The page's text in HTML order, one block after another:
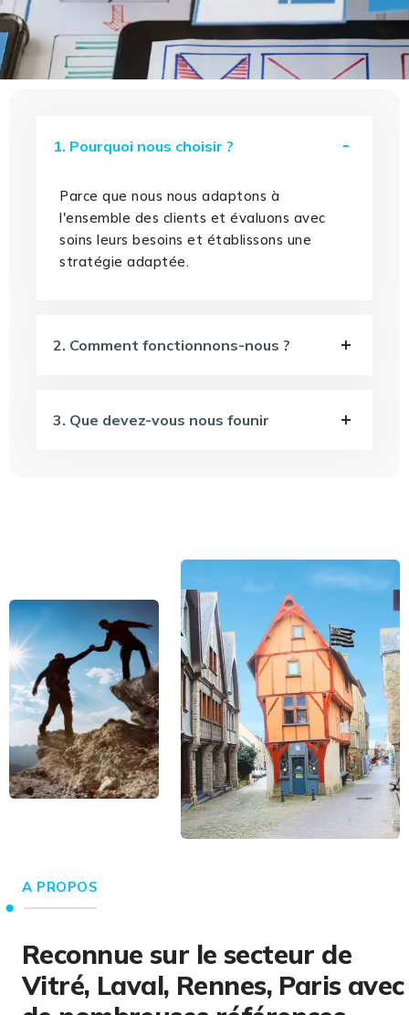
1. Pourquoi nous choisir ?
Parce que nous nous adaptons à
l'ensemble des clients et évaluons avec
soins leurs besoins et établissons une
stratégie adaptée.
2. Comment fonctionnons-nous ?
3. Que devez-vous nous founir
A PROPOS
Reconnue sur le secteur de
Vitré, Laval, Rennes, Paris avec